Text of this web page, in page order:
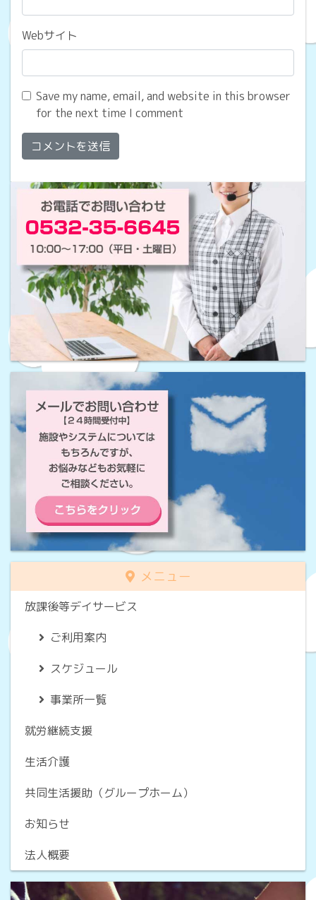
Webサイト
Save my name, email, and website in this browser
for the next time I comment
メニュー
放課後等デイサービス
ご利用案内
スケジュール
事業所一覧
就労継続支援
生活介護
共同生活援助（グループホーム）
お知らせ
法人概要